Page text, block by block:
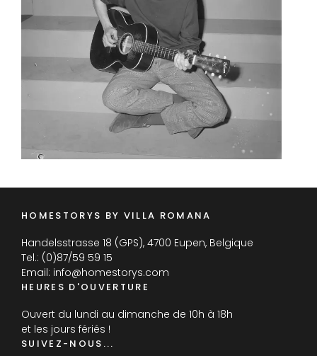
HOMESTORYS BY VILLA ROMANA
Handelsstrasse 18 (GPS), 4700 Eupen, Belgique
Tel.: (0)87/59 59 15
Email: info@homestorys.com
HEURES D'OUVERTURE
Ouvert du lundi au dimanche de 10h à 18h
et les jours fériés !
SUIVEZ-NOUS...